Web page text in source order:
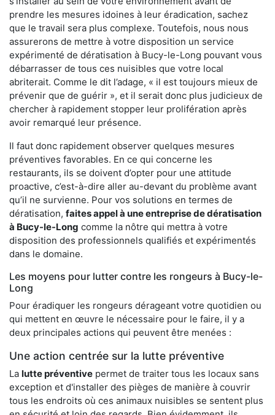
prendre les mesures idoines à leur éradication, sachez
que le travail sera plus complexe. Toutefois, nous nous
assurerons de mettre à votre disposition un service
expérimenté de dératisation à Bucy-le-Long pouvant vous
débarrasser de tous ces nuisibles que votre local
abriterait. Comme le dit l’adage, « il est toujours mieux de
prévenir que de guérir », et il serait donc plus judicieux de
chercher à rapidement stopper leur prolifération après
avoir remarqué leur présence.
Il faut donc rapidement observer quelques mesures
préventives favorables. En ce qui concerne les
restaurants, ils se doivent d’opter pour une attitude
proactive, c’est-à-dire aller au-devant du problème avant
qu’il ne survienne. Pour vos solutions en termes de
dératisation, faites appel à une entreprise de dératisation
à Bucy-le-Long comme la nôtre qui mettra à votre
disposition des professionnels qualifiés et expérimentés
dans le domaine.
Les moyens pour lutter contre les rongeurs à Bucy-le-
Long
Pour éradiquer les rongeurs dérageant votre quotidien ou
qui mettent en œuvre le nécessaire pour le faire, il y a
deux principales actions qui peuvent être menées :
Une action centrée sur la lutte préventive
La lutte préventive permet de traiter tous les locaux sans
exception et d'installer des pièges de manière à couvrir
tous les endroits où ces animaux nuisibles se sentent plus